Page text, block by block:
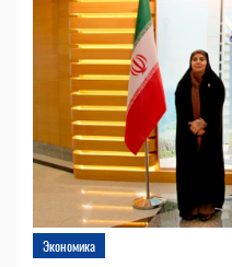
Экономика